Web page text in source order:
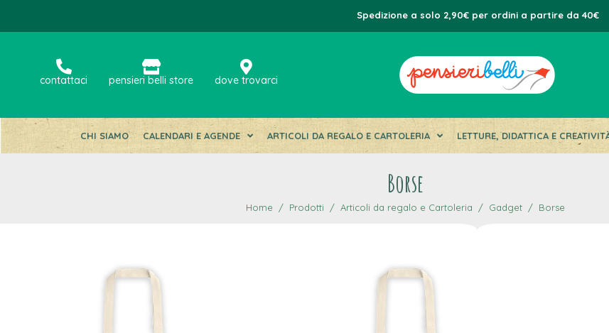
Spedizione a solo 2,90€ per ordini a partire da 40€
contattaci pensieri belli store dove trovarci
CHI SIAMO CALENDARI E AGENDE ARTICOLI DA REGALO E CARTOLERIA LETTURE, DIDATTICA E
Borse
Home Prodotti Articoli da regalo e Cartoleria Gadget Borse